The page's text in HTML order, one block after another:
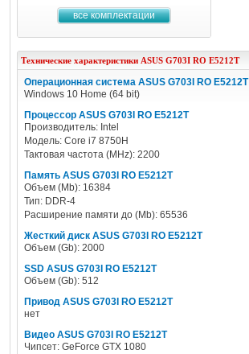
все комплектации
Технические характеристики ASUS G703I RO E5212T
Операционная система ASUS G703I RO E5212T
Windows 10 Home (64 bit)
Процессор ASUS G703I RO E5212T
Производитель: Intel
Модель: Core i7 8750H
Тактовая частота (MHz): 2200
Память ASUS G703I RO E5212T
Объем (Mb): 16384
Тип: DDR-4
Расширение памяти до (Mb): 65536
Жесткий диск ASUS G703I RO E5212T
Объем (Gb): 2000
SSD ASUS G703I RO E5212T
Объем (Gb): 512
Привод ASUS G703I RO E5212T
нет
Видео ASUS G703I RO E5212T
Чипсет: GeForce GTX 1080